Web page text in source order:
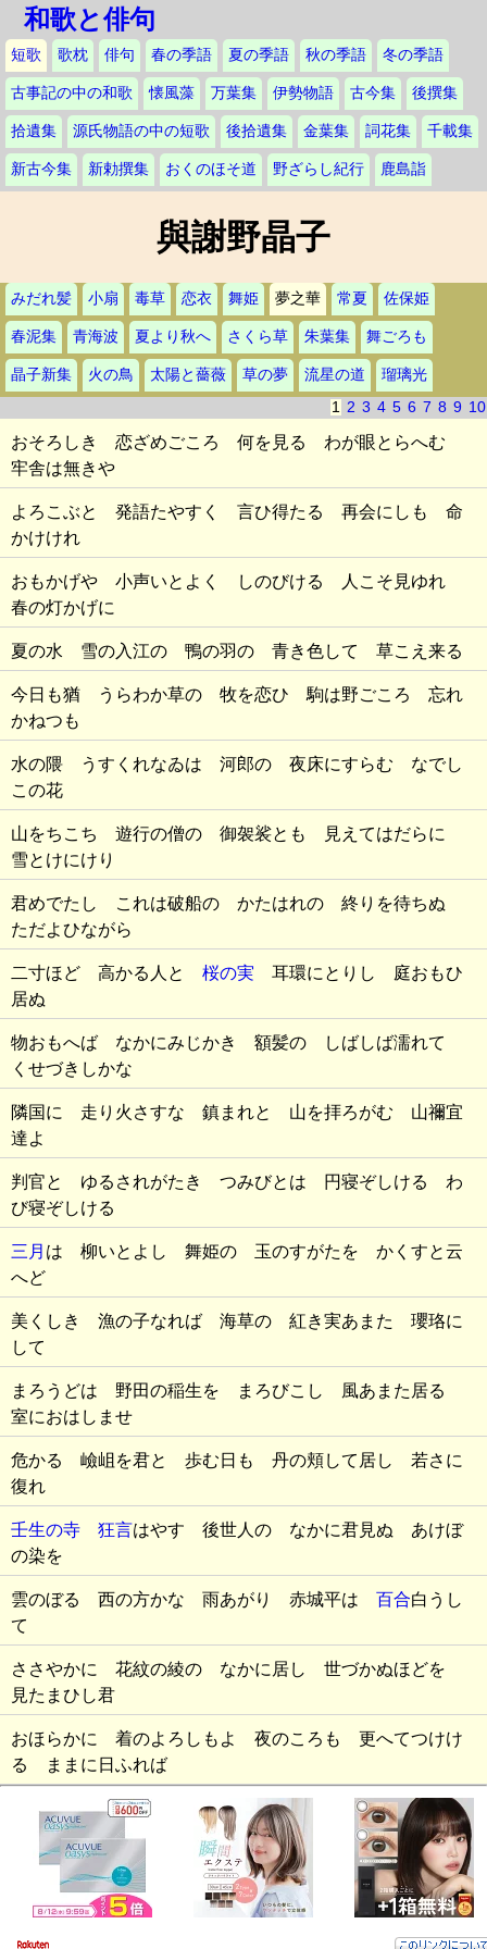
和歌と俳句
短歌 歌枕 俳句 春の季語 夏の季語 秋の季語 冬の季語
古事記の中の和歌 懐風藻 万葉集 伊勢物語 古今集 後撰集
拾遺集 源氏物語の中の短歌 後拾遺集 金葉集 詞花集 千載集
新古今集 新勅撰集 おくのほそ道 野ざらし紀行 鹿島詣
與謝野晶子
みだれ髪 小扇 毒草 恋衣 舞姫 夢之華 常夏 佐保姫
春泥集 青海波 夏より秋へ さくら草 朱葉集 舞ごろも
晶子新集 火の鳥 太陽と薔薇 草の夢 流星の道
瑠璃光
1 2 3 4 5 6 7 8 9 10
おそろしき 恋ざめごころ 何を見る わが眼とらへむ
牢舎は無きや
よろこぶと 発語たやすく 言ひ得たる 再会にしも 命
かけけれ
おもかげや 小声いとよく しのびける 人こそ見ゆれ
春の灯かげに
夏の水 雪の入江の 鴨の羽の 青き色して 草こえ来る
今日も猶 うらわか草の 牧を恋ひ 駒は野ごころ 忘れ
かねつも
水の隈 うすくれなゐは 河郎の 夜床にすらむ なでし
この花
山をちこち 遊行の僧の 御袈裟とも 見えてはだらに
雪とけにけり
君めでたし これは破船の かたはれの 終りを待ちぬ
ただよひながら
二寸ほど 高かる人と 桜の実 耳環にとりし 庭おもひ
居ぬ
物おもへば なかにみじかき 額髪の しばしば濡れて
くせづきしかな
隣国に 走り火さすな 鎮まれと 山を拝ろがむ 山禰宜
達よ
判官と ゆるされがたき つみびとは 円寝ぞしける わ
び寝ぞしける
三月 は 柳いとよし 舞姫の 玉のすがたを かくすと云
へど
美くしき 漁の子なれば 海草の 紅き実あまた 瓔珞に
して
まろうどは 野田の稲生を まろびこし 風あまた居る
室におはしませ
危かる 嶮岨を君と 歩む日も 丹の頬して居し 若さに
復れ
壬生の寺 狂言はやす 後世人の なかに君見ぬ あけぼ
の染を
雲のぼる 西の方かな 雨あがり 赤城平は 百合白うし
て
ささやかに 花紋の綾の なかに居し 世づかぬほどを
見たまひし君
おほらかに 着のよろしもよ 夜のころも 更へてつけけ
る ままに日ふれば